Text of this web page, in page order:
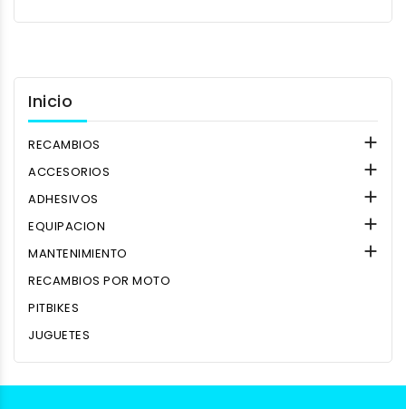
Inicio
RECAMBIOS 
ACCESORIOS 
ADHESIVOS 
EQUIPACION 
MANTENIMIENTO 
RECAMBIOS POR MOTO
PITBIKES
JUGUETES